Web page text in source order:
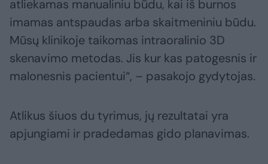
atliekamas manualiniu būdu, kai iš burnos
imamas antspaudas arba skaitmeniniu būdu.
Mūsų klinikoje taikomas intraoralinio 3D
skenavimo metodas. Jis kur kas patogesnis ir
malonesnis pacientui“, – pasakojo gydytojas.
Atlikus šiuos du tyrimus, jų rezultatai yra
apjungiami ir pradedamas gido planavimas.